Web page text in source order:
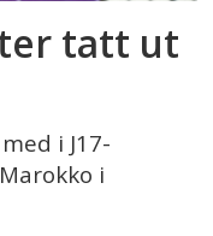
tatt ut
i J17-
i